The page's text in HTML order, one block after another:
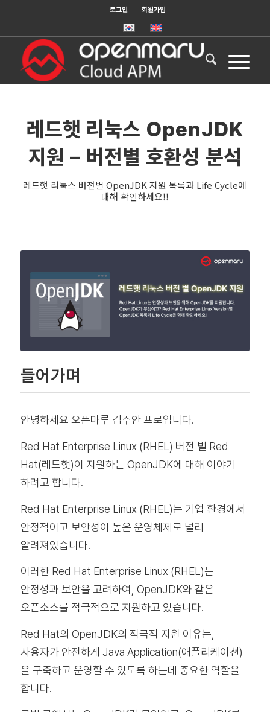
로그인 회원가입
레드햇 리눅스 OpenJDK
지원 – 버전별 호환성 분석
레드햇 리눅스 버전별 OpenJDK 지원 목록과 Life Cycle에
대해 확인하세요!!
들어가며
안녕하세요 오픈마루 김주안 프로입니다.
Red Hat Enterprise Linux (RHEL) 버전 별 Red
Hat(레드햇)이 지원하는 OpenJDK에 대해 이야기
하려고 합니다.
Red Hat Enterprise Linux (RHEL)는 기업 환경에서
안정적이고 보안성이 높은 운영체제로 널리
알려져있습니다.
이러한 Red Hat Enterprise Linux (RHEL)는
안정성과 보안을 고려하여, OpenJDK와 같은
오픈소스를 적극적으로 지원하고 있습니다.
Red Hat의 OpenJDK의 적극적 지원 이유는,
사용자가 안전하게 Java Application(애플리케이션)
을 구축하고 운영할 수 있도록 하는데 중요한 역할을
합니다.